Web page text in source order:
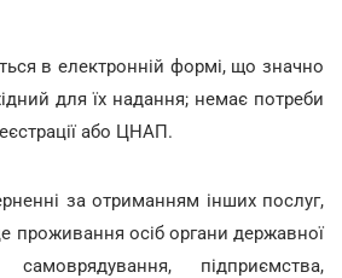
в електронній формі, що значно
для їх надання; немає потреби
або ЦНАП.
за отриманням інших послуг,
проживання осіб органи державної
підприємства,